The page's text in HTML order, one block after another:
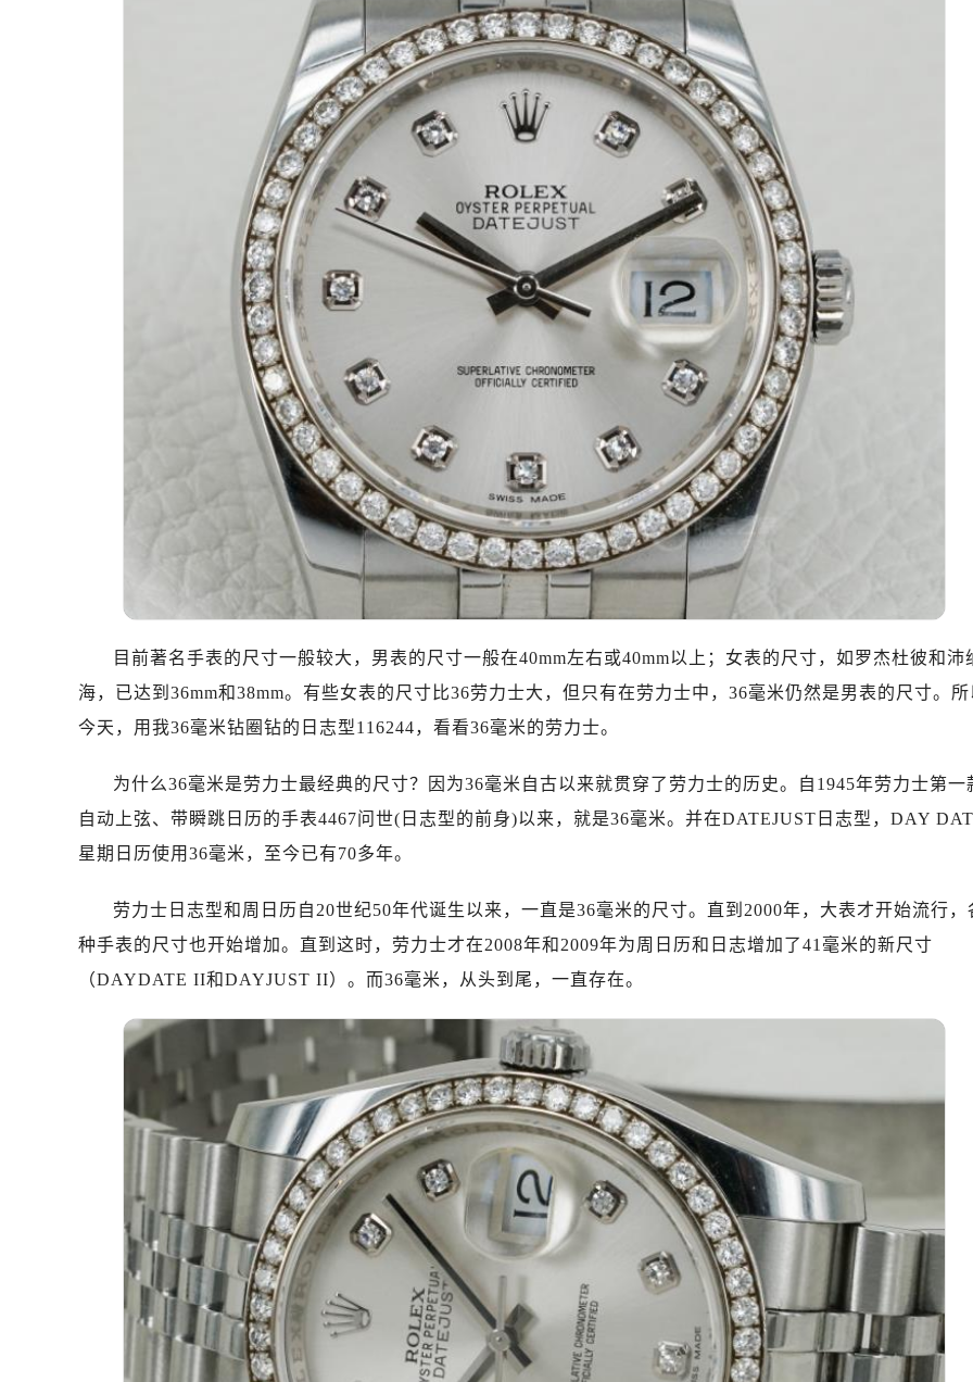
目前著名手表的尺寸一般较大，男表的尺寸一般在40mm左右或40mm以上；女表的尺寸，如罗杰杜彼和沛
海，已达到36mm和38mm。有些女表的尺寸比36劳力士大，但只有在劳力士中，36毫米仍然是男表的尺寸。
今天，用我36毫米钻圈钻的日志型116244，看看36毫米的劳力士。
为什么36毫米是劳力士最经典的尺寸？因为36毫米自古以来就贯穿了劳力士的历史。自1945年劳力士第一
自动上弦、带瞬跳日历的手表4467问世(日志型的前身)以来，就是36毫米。并在DATEJUST日志型，DAY
星期日历使用36毫米，至今已有70多年。
劳力士日志型和周日历自20世纪50年代诞生以来，一直是36毫米的尺寸。直到2000年，大表才开始流行，
种手表的尺寸也开始增加。直到这时，劳力士才在2008年和2009年为周日历和日志增加了41毫米的新尺寸
（DAYDATE II和DAYJUST II）。而36毫米，从头到尾，一直存在。